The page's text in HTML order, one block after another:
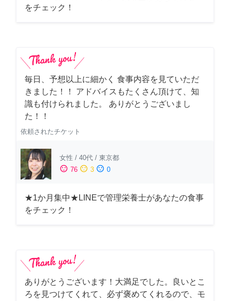
をチェック！
毎日、予想以上に細かく 食事内容を見ていただ
きました！！ アドバイスもたくさん頂けて、知
識も付けられました。 ありがとうございまし
た！！
依頼されたチケット
女性 / 40代 / 東京都
sentiment_satisfied 76 sentiment_neutral 3 sentiment_dissatisfied 0
★1か月集中★LINEで管理栄養士があなたの食事
をチェック！
ありがとうございます！大満足でした。良いとこ
ろを見つけてくれて、必ず褒めてくれるので、モ